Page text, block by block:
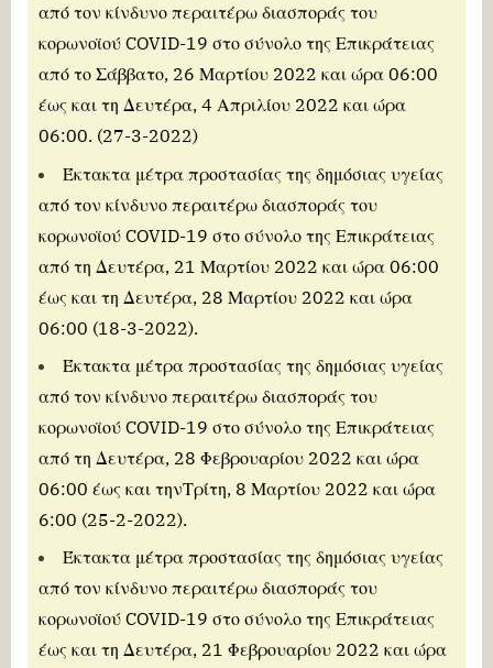
από τον κίνδυνο περαιτέρω διασποράς του
κορωνοϊού COVID-19 στο σύνολο της Επικράτειας
από το Σάββατο, 26 Μαρτίου 2022 και ώρα 06:00
έως και τη Δευτέρα, 4 Απριλίου 2022 και ώρα
06:00. (27-3-2022)
Έκτακτα μέτρα προστασίας της δημόσιας υγείας
από τον κίνδυνο περαιτέρω διασποράς του
κορωνοϊού COVID-19 στο σύνολο της Επικράτειας
από τη Δευτέρα, 21 Μαρτίου 2022 και ώρα 06:00
έως και τη Δευτέρα, 28 Μαρτίου 2022 και ώρα
06:00 (18-3-2022).
Έκτακτα μέτρα προστασίας της δημόσιας υγείας
από τον κίνδυνο περαιτέρω διασποράς του
κορωνοϊού COVID-19 στο σύνολο της Επικράτειας
από τη Δευτέρα, 28 Φεβρουαρίου 2022 και ώρα
06:00 έως και τηνΤρίτη, 8 Μαρτίου 2022 και ώρα
6:00 (25-2-2022).
Έκτακτα μέτρα προστασίας της δημόσιας υγείας
από τον κίνδυνο περαιτέρω διασποράς του
κορωνοϊού COVID-19 στο σύνολο της Επικράτειας
έως και τη Δευτέρα, 21 Φεβρουαρίου 2022 και ώρα